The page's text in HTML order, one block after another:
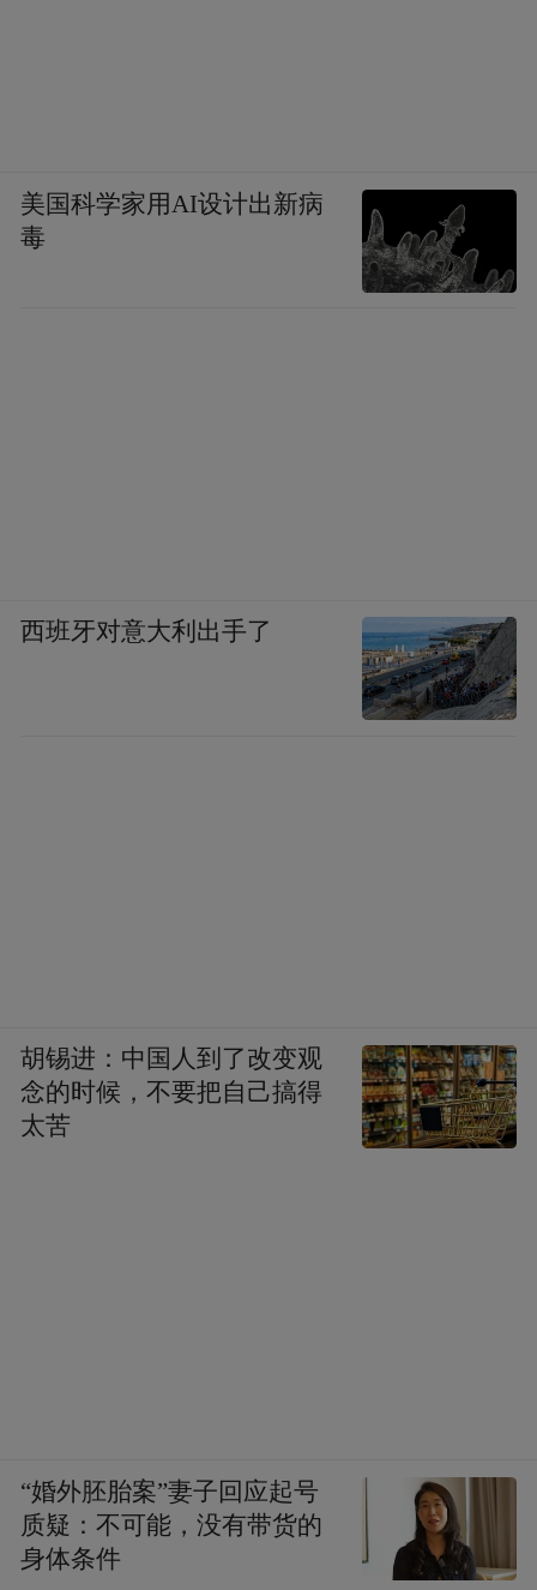
美国科学家用AI设计出新病
毒
西班牙对意大利出手了
胡锡进：中国人到了改变观
念的时候，不要把自己搞得
太苦
“婚外胚胎案”妻子回应起号
质疑：不可能，没有带货的
身体条件